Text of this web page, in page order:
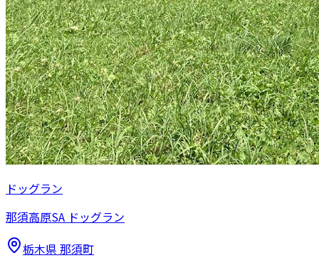
ドッグラン
那須高原SA ドッグラン
栃木県 那須町